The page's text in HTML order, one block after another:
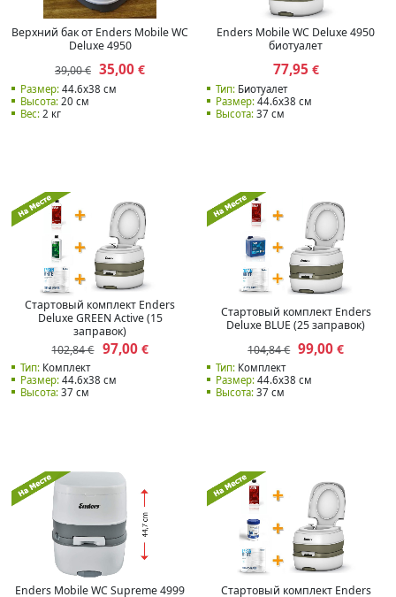
Верхний бак от Enders Mobile WC
Deluxe 4950
39,00 € 35,00 €
Размер:44.6x38 см
Высота:20 см
Вес:2 кг
Enders Mobile WC Deluxe 4950
биотуалет
77,95 €
Тип: Биотуалет
Размер: 44.6x38 см
Высота: 37 см
Стартовый комплект Enders
Deluxe GREEN Active (15
заправок)
102,84 € 97,00€
Тип:Комплект
Размер:44.6x38 см
Высота:37 см
Стартовый комплект Enders
Deluxe BLUE (25 заправок)
104,84 € 99,00 €
Тип: Комплект
Размер: 44.6x38 см
Высота: 37 см
Enders Mobile WC Supreme 4999
Стартовый комплект Enders